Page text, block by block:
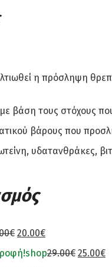
η πρόσληψη
με βάση τους στόχους
βάρους που
υδατανθράκες,
20.00€
shop29.00€ 25.00€